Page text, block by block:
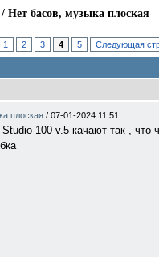
/ Нет басов, музыка плоская
1 2 3 4 5 Следующая
плоская / 07-01-2024 11:51
100 v.5 качают так , что